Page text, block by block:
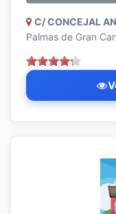
C/ CONCEJAL
Palmas de Gran